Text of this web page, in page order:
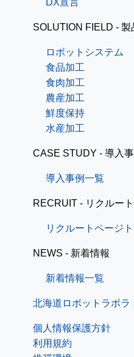
SOLUTION FIELD - 製
ロボットシステム
食品加工
食肉加工
農産加工
鮮度保持
水産加工
CASE STUDY - 導入事
導入事例一覧
RECRUIT - リクルート
リクルートページ
NEWS - 新着情報
新着情報一覧
北海道ロボットラボラ
個人情報保護方針
利用規約